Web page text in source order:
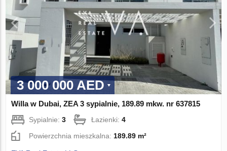
3 000 000 AED
Willa w Dubai, ZEA 3 sypialnie, 189.89 mkw. nr 637815
Sypialnie:3 Łazienki:4
Powierzchnia mieszkalna:189.89 m²